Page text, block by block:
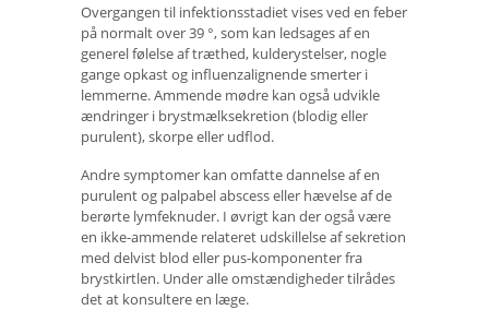
Overgangen til infektionsstadiet vises ved en feber
på normalt over 39 °, som kan ledsages af en
generel følelse af træthed, kulderystelser, nogle
gange opkast og influenzalignende smerter i
lemmerne. Ammende mødre kan også udvikle
ændringer i brystmælksekretion (blodig eller
purulent), skorpe eller udflod.
Andre symptomer kan omfatte dannelse af en
purulent og palpabel abscess eller hævelse af de
berørte lymfeknuder. I øvrigt kan der også være
en ikke-ammende relateret udskillelse af sekretion
med delvist blod eller pus-komponenter fra
brystkirtlen. Under alle omstændigheder tilrådes
det at konsultere en læge.